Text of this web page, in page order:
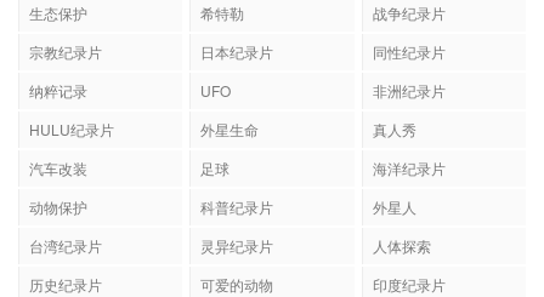
生态保护
希特勒
战争纪录片
宗教纪录片
日本纪录片
同性纪录片
纳粹记录
UFO
非洲纪录片
HULU纪录片
外星生命
真人秀
汽车改装
足球
海洋纪录片
动物保护
科普纪录片
外星人
台湾纪录片
灵异纪录片
人体探索
历史纪录片
可爱的动物
印度纪录片